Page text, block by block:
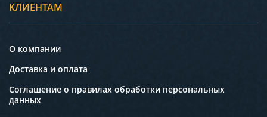
КЛИЕНТАМ
О компании
Доставка и оплата
Соглашение о правилах обработки персональных
данных